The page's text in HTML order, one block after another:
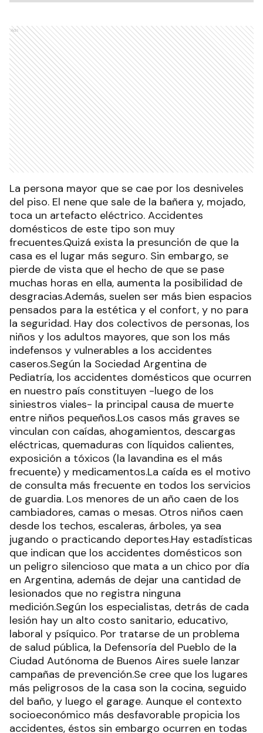
Ads
La persona mayor que se cae por los desniveles
del piso. El nene que sale de la bañera y, mojado,
toca un artefacto eléctrico. Accidentes
domésticos de este tipo son muy
frecuentes.Quizá exista la presunción de que la
casa es el lugar más seguro. Sin embargo, se
pierde de vista que el hecho de que se pase
muchas horas en ella, aumenta la posibilidad de
desgracias.Además, suelen ser más bien espacios
pensados para la estética y el confort, y no para
la seguridad. Hay dos colectivos de personas, los
niños y los adultos mayores, que son los más
indefensos y vulnerables a los accidentes
caseros.Según la Sociedad Argentina de
Pediatría, los accidentes domésticos que ocurren
en nuestro país constituyen -luego de los
siniestros viales- la principal causa de muerte
entre niños pequeños.Los casos más graves se
vinculan con caídas, ahogamientos, descargas
eléctricas, quemaduras con líquidos calientes,
exposición a tóxicos (la lavandina es el más
frecuente) y medicamentos.La caída es el motivo
de consulta más frecuente en todos los servicios
de guardia. Los menores de un año caen de los
cambiadores, camas o mesas. Otros niños caen
desde los techos, escaleras, árboles, ya sea
jugando o practicando deportes.Hay estadísticas
que indican que los accidentes domésticos son
un peligro silencioso que mata a un chico por día
en Argentina, además de dejar una cantidad de
lesionados que no registra ninguna
medición.Según los especialistas, detrás de cada
lesión hay un alto costo sanitario, educativo,
laboral y psíquico. Por tratarse de un problema
de salud pública, la Defensoría del Pueblo de la
Ciudad Autónoma de Buenos Aires suele lanzar
campañas de prevención.Se cree que los lugares
más peligrosos de la casa son la cocina, seguido
del baño, y luego el garage. Aunque el contexto
socioeconómico más desfavorable propicia los
accidentes, éstos sin embargo ocurren en todas